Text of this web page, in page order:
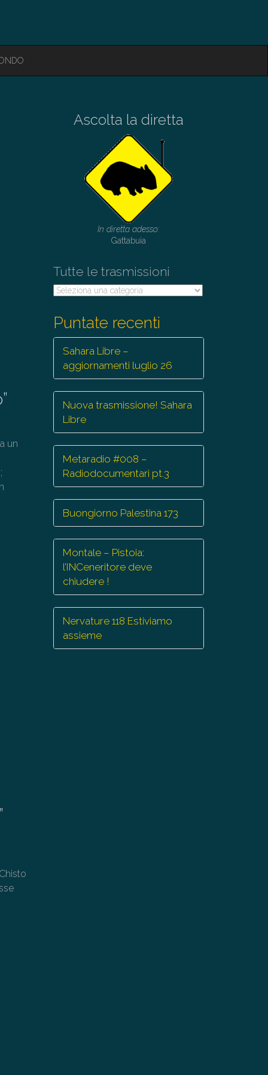
un
Ascolta la diretta
In diretta adesso:
Gattabuia
Tutte le trasmissioni
Tutte
Puntate recenti
Sahara Libre –
aggiornamenti luglio 26
Nuova trasmissione! Sahara
Libre
Metaradio #008 –
Radiodocumentari pt.3
Buongiorno Palestina 173
Montale – Pistoia:
l’INCeneritore deve
chiudere !
Nervature 118 Estiviamo
assieme